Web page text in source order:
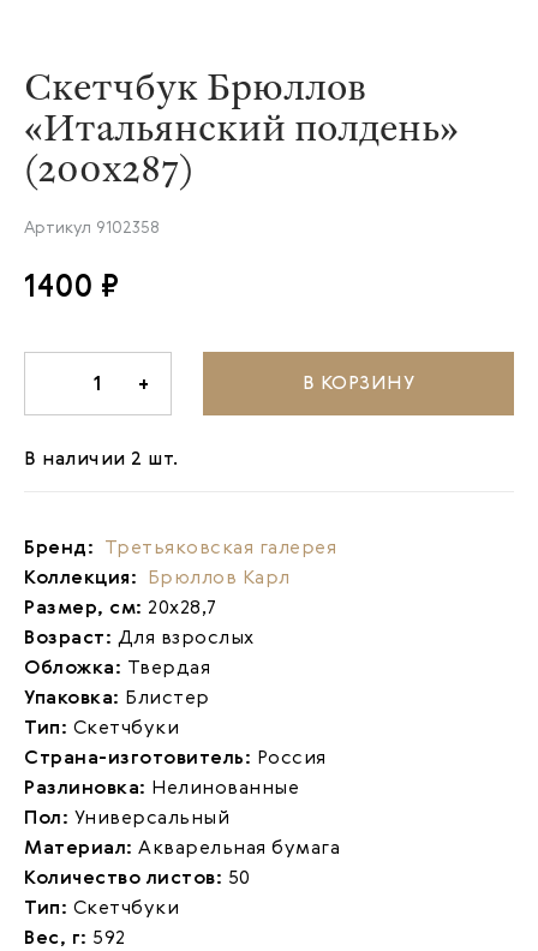
Скетчбук Брюллов
«Итальянский полдень»
(200х287)
Артикул 9102358
1400 ₽
1 + В КОРЗИНУ
В наличии 2 шт.
Бренд: Третьяковская галерея
Коллекция: Брюллов Карл
Размер, см: 20х28,7
Возраст: Для взрослых
Обложка: Твердая
Упаковка: Блистер
Тип: Скетчбуки
Страна-изготовитель: Россия
Разлиновка: Нелинованные
Пол: Универсальный
Материал: Акварельная бумага
Количество листов: 50
Тип: Скетчбуки
Вес, г: 592